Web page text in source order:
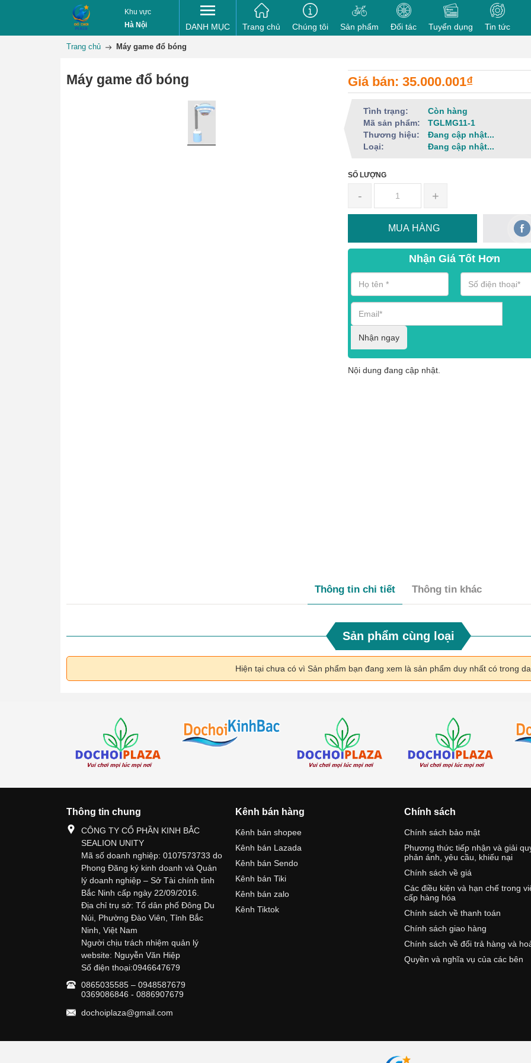
Khu vực
Hà Nội
DANH MỤC Trang chủ Chúng tôi Sản phẩm Đối tác Tuyển dụng Tin tức
Trang chủ Máy game đổ bóng
Máy game đổ bóng Giá bán: 35.000.001₫
Tình trạng:
Còn hàng
Mã sản phẩm:
TGLMG11-1
Thương hiệu:
Đang cập nhật...
Loại:
Đang cập nhật...
SỐ LƯỢNG
- +
MUA HÀNG
Nhận Giá Tốt Hơn
Nhận ngay
Nội dung đang cập nhật.
Thông tin chi tiết Thông tin khác
Sản phẩm cùng loại
Hiện tại chưa có vì Sản phẩm bạn đang xem là sản phẩm duy nhất có trong
Thông tin chung
CÔNG TY CỔ PHẦN KINH BẮC
SEALION UNITY
Mã số doanh nghiệp: 0107573733 do
Phong Đăng ký kinh doanh và Quản
lý doanh nghiệp – Sở Tài chính tỉnh
Bắc Ninh cấp ngày 22/09/2016.
Địa chỉ trụ sở: Tổ dân phố Đông Du
Núi, Phường Đào Viên, Tỉnh Bắc
Ninh, Việt Nam
Người chịu trách nhiệm quản lý
website: Nguyễn Văn Hiệp
Số điện thoại:0946647679
0865035585 – 0948587679
0369086846 - 0886907679
dochoiplaza@gmail.com
Kênh bán hàng
Kênh bán shopee
Kênh bán Lazada
Kênh bán Sendo
Kênh bán Tiki
Kênh bán zalo
Kênh Tiktok
Chính sách
Chính sách bảo mật
Phương thức tiếp nhận và giải
phản ánh, yêu cầu, khiếu nại
Chính sách về giá
Các điều kiện và hạn chế trong
cấp hàng hóa
Chính sách về thanh toán
Chính sách giao hàng
Chính sách về đổi trả hàng và
Quyền và nghĩa vụ của các bên